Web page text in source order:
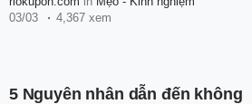
03/03
4,367 xem
5 Nguyên nhân dẫn đến không